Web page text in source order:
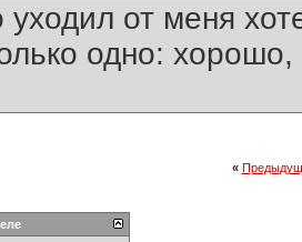
уходил от меня
одно:
«